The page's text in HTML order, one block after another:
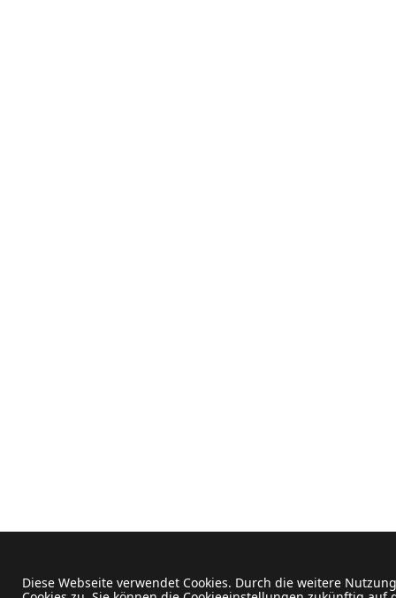
Diese Webseite verwendet Cookies. Durch die weitere